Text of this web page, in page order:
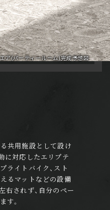
ア(パーティールーム)完成予想図
共用施設として設け
に対応したエリプテ
ライトバイク、スト
るマットなどの設備
右されず、自分のペー
す。